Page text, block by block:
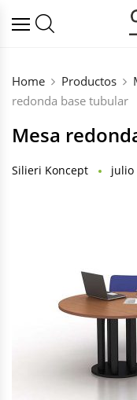
Home Productos
redonda base tubular
Mesa
Silieri Koncept julio